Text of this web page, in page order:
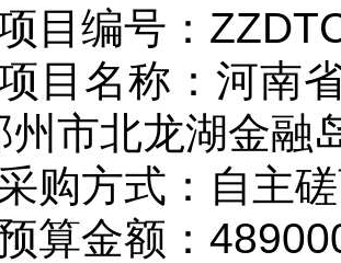
目编号：
目名称：河南
州市北龙湖金融
购方式：自主
算金额：